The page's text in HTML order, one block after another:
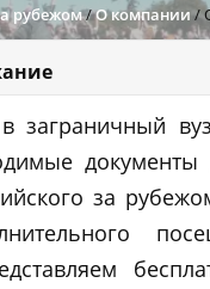
рубежом/О компании/
в заграничный
документы
за